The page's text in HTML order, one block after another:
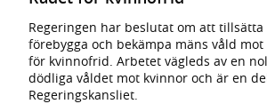
Regeringen har beslutat om att
förebygga och bekämpa mäns våld
för kvinnofrid. Arbetet vägleds av en
dödliga våldet mot kvinnor och är en
Regeringskansliet.